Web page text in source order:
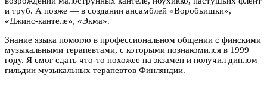
и труб. А позже — в создании ансамблей «Воробьишки»,
«Джинс-кантеле», «Экма».
Знание языка помогло в профессиональном общении с финскими
музыкальными терапевтами, с которыми познакомился в 1999
году. Я смог сдать что-то похожее на экзамен и получил диплом
гильдии музыкальных терапевтов Финляндии.